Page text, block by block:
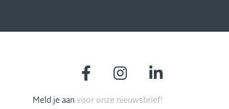
Meld je aan voor onze nieuwsbrief!
MIS NIETS